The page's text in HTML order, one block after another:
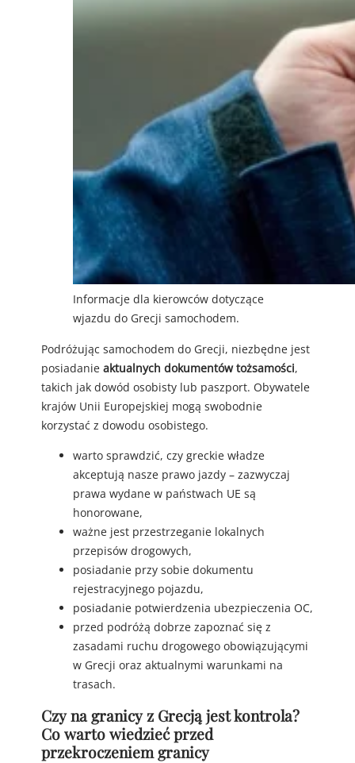
Informacje dla kierowców dotyczące
wjazdu do Grecji samochodem.
Podróżując samochodem do Grecji, niezbędne jest
posiadanie aktualnych dokumentów tożsamości,
takich jak dowód osobisty lub paszport. Obywatele
krajów Unii Europejskiej mogą swobodnie
korzystać z dowodu osobistego.
warto sprawdzić, czy greckie władze
akceptują nasze prawo jazdy – zazwyczaj
prawa wydane w państwach UE są
honorowane,
ważne jest przestrzeganie lokalnych
przepisów drogowych,
posiadanie przy sobie dokumentu
rejestracyjnego pojazdu,
posiadanie potwierdzenia ubezpieczenia OC,
przed podróżą dobrze zapoznać się z
zasadami ruchu drogowego obowiązującymi
w Grecji oraz aktualnymi warunkami na
trasach.
Czy na granicy z Grecją jest kontrola?
Co warto wiedzieć przed
przekroczeniem granicy